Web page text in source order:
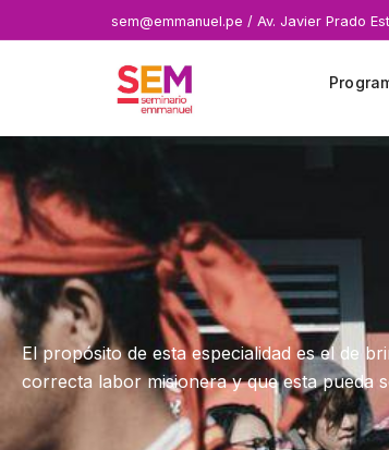
sem@emmanuel.pe / Av. Javier Prado
El propósito de esta especialidad es el de
correcta labor misionera y que esta pueda